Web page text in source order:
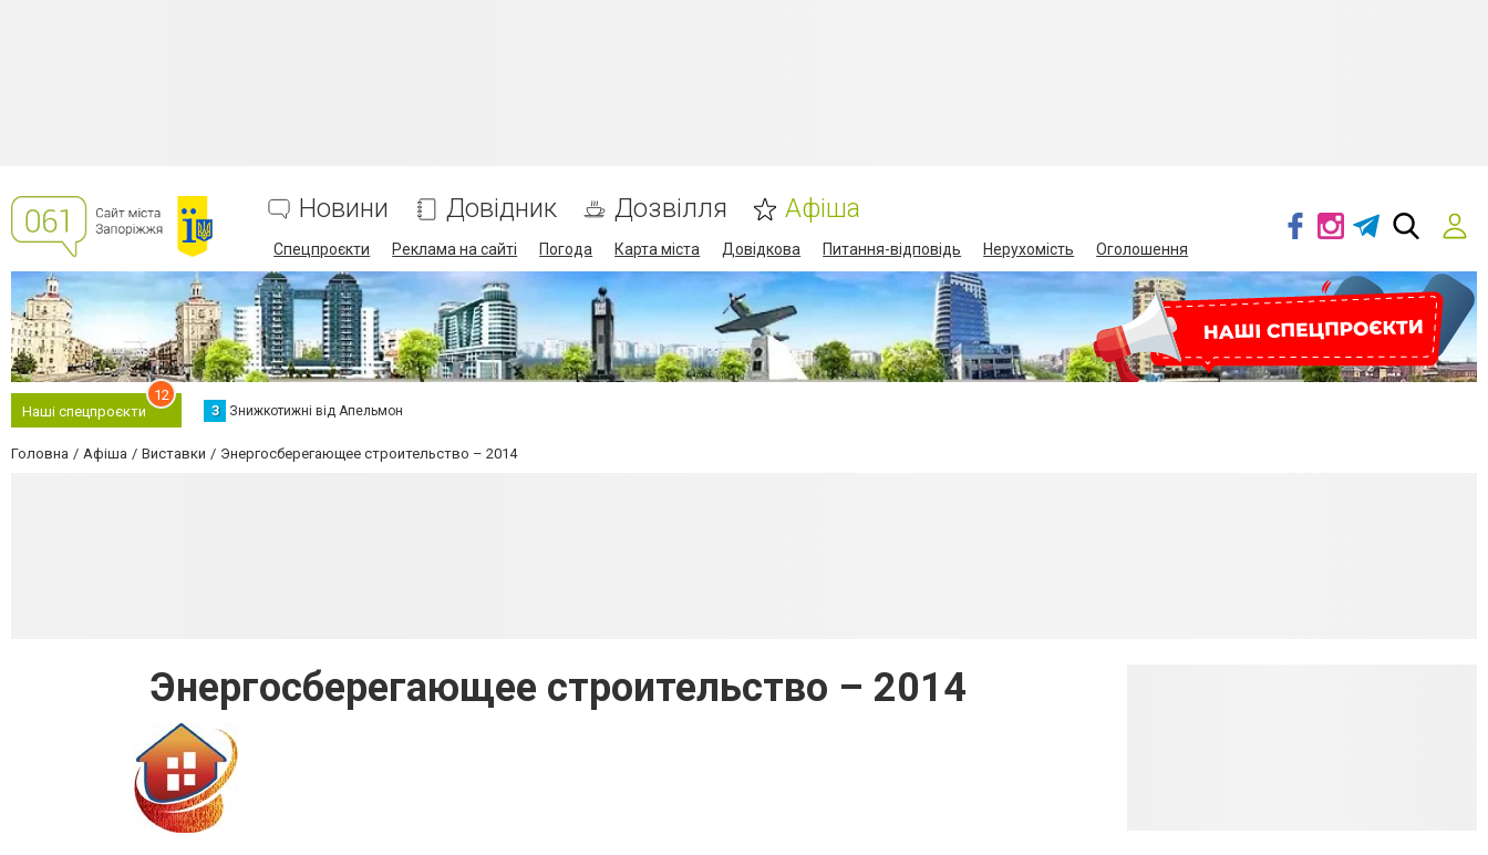
Новини Довідник Дозвілля Афіша
Спецпроєкти Реклама на сайті Погода Карта міста Довідкова Питання-відповідь Нерухомість Оголошення
Наші спецпроєкти
12
З Знижкотижні від Апельмон
Головна Афіша Виставки Энергосберегающее строительство – 2014
Энергосберегающее строительство – 2014